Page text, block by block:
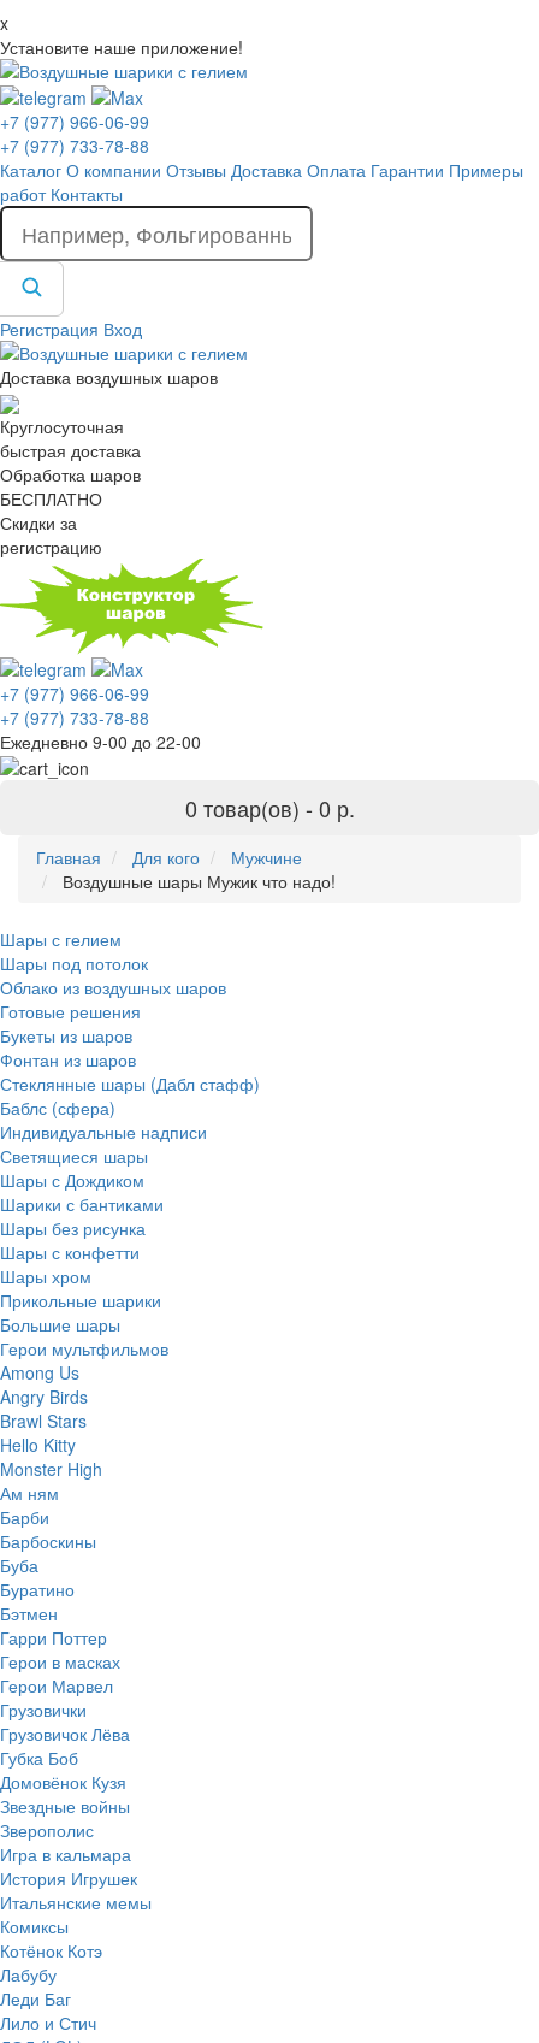
x
Установите наше приложение!
+7 (977) 966-06-99
+7 (977) 733-78-88
Каталог О компании Отзывы Доставка Оплата Гарантии Примеры
работ Контакты
Регистрация Вход
Доставка воздушных шаров
Круглосуточная
быстрая доставка
Обработка шаров
БЕСПЛАТНО
Скидки за
регистрацию
+7 (977) 966-06-99
+7 (977) 733-78-88
Ежедневно 9-00 до 22-00
0 товар(ов) - 0 р.
Главная Для кого
Мужчине
Воздушные шары Мужик что надо!
Шары с гелием
Шары под потолок
Облако из воздушных шаров
Готовые решения
Букеты из шаров
Фонтан из шаров
Стеклянные шары (Дабл стафф)
Баблс (сфера)
Индивидуальные надписи
Светящиеся шары
Шары с Дождиком
Шарики с бантиками
Шары без рисунка
Шары с конфетти
Шары хром
Прикольные шарики
Большие шары
Герои мультфильмов
Among Us
Angry Birds
Brawl Stars
Hello Kitty
Monster High
Ам ням
Барби
Барбоскины
Буба
Буратино
Бэтмен
Гарри Поттер
Герои в масках
Герои Марвел
Грузовички
Грузовичок Лёва
Губка Боб
Домовёнок Кузя
Звездные войны
Зверополис
Игра в кальмара
История Игрушек
Итальянские мемы
Комиксы
Котёнок Котэ
Лабубу
Леди Баг
Лило и Стич